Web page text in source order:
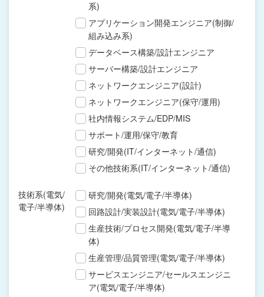
系)
アプリケーション開発エンジニア(制御/
組み込み系)
データベース構築/設計エンジニア
サーバー構築/設計エンジニア
ネットワークエンジニア(設計)
ネットワークエンジニア(保守/運用)
社内情報システム/EDP/MIS
サポート/運用/保守/教育
研究/開発(IT/インターネット/通信)
その他技術系(IT/インターネット/通信)
技術系(電気/
電子/半導体)
研究/開発(電気/電子/半導体)
回路設計/実装設計(電気/電子/半導体)
生産技術/プロセス開発(電気/電子/半導
体)
生産管理/品質管理(電気/電子/半導体)
サービスエンジニア/セールスエンジニ
ア(電気/電子/半導体)